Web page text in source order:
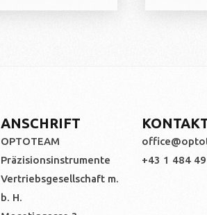
ANSCHRIFT
OPTOTEAM
Präzisionsinstrumente
Vertriebsgesellschaft m.
b. H.
+43 1 484